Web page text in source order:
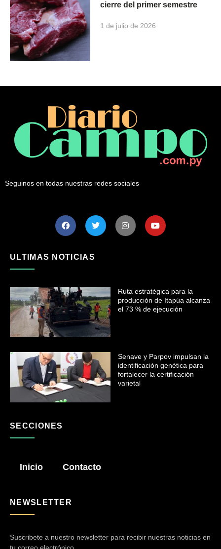
cierre del primer semestre
1 de julio de 2026
Seguinos en todas nuestras redes sociales
ULTIMAS NOTICIAS
Ruta estratégica para la
producción de Itapúa alcanza
el 73 % de ejecución
Senave y Parpov impulsan la
identificación genética para
fortalecer la certificación
varietal
SECCIONES
Inicio Contacto
NEWSLETTER
Suscribete a nuestro newsletter para recibir nuestras noticias en
tu correo electrónico.